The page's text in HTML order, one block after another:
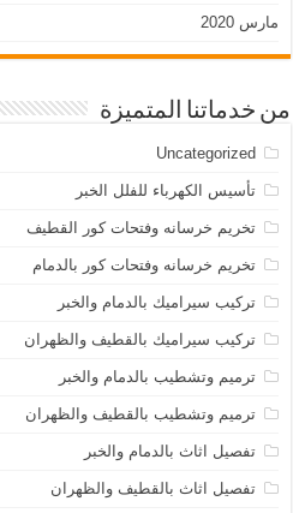
مارس 2020
من خدماتنا المتميزة
Uncategorized
تأسيس الكهرباء للفلل الخبر
تخريم خرسانه وفتحات كور القطيف
تخريم خرسانه وفتحات كور بالدمام
تركيب سيراميك بالدمام والخبر
تركيب سيراميك بالقطيف والظهران
ترميم وتشطيب بالدمام والخبر
ترميم وتشطيب بالقطيف والظهران
تفصيل اثاث بالدمام والخبر
تفصيل اثاث بالقطيف والظهران